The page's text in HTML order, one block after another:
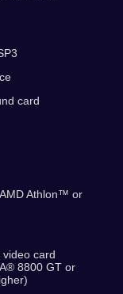
card
Athlon™ or
card
8800 GT or